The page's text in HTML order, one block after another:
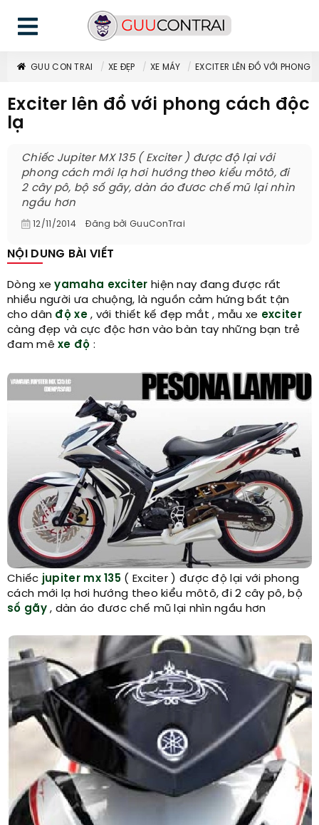
GUU CON TRAI XE ĐẸP XE MÁY EXCITER LÊN ĐỒ VỚI PHONG
Exciter lên đồ với phong cách độc
lạ
Chiếc Jupiter MX 135 ( Exciter ) được độ lại với
phong cách mới lạ hơi hướng theo kiểu môtô, đi
2 cây pô, bộ số gãy, dàn áo đươc chế mũ lại nhìn
ngầu hơn
12/11/2014 Đăng bởi GuuConTrai
NỘI DUNG BÀI VIẾT
Dòng xeyamaha exciter hiện nay đang được rất
nhiều người ưa chuộng, là nguồn cảm hứng bất tận
cho dân độ xe, với thiết kế đẹp mắt , mẫu xe exciter
càng đẹp và cực độc hơn vào bàn tay những bạn trẻ
đam mêxe độ :
Chiếc jupiter mx 135 ( Exciter ) được độ lại với phong
cách mới lạ hơi hướng theo kiểu môtô, đi 2 cây pô, bộ
số gãy, dàn áo đươc chế mũ lại nhìn ngầu hơn